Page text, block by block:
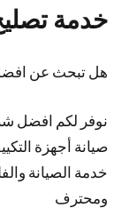
خدمة تصليح
هل تبحث عن
نوفر لكم افضل
صيانة أجهزة
خدمة الصيانة
ومحترف